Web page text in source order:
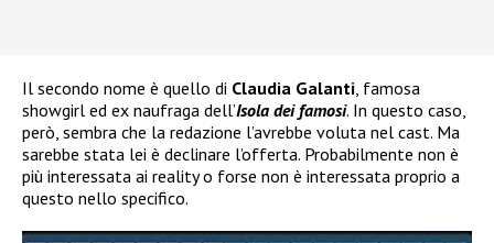
Il secondo nome è quello di Claudia Galanti , famosa
showgirl ed ex naufraga dell’Isola dei famosi. In questo caso,
però, sembra che la redazione l’avrebbe voluta nel cast. Ma
sarebbe stata lei è declinare l’offerta. Probabilmente non è
più interessata ai reality o forse non è interessata proprio a
questo nello specifico.